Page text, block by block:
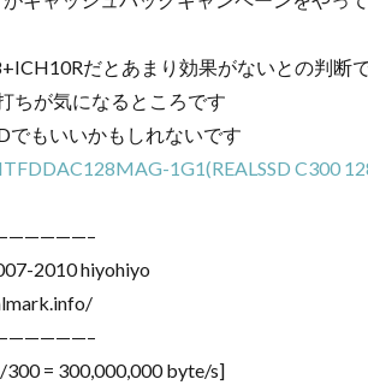
だとあまり効果がないとの判断
ちが気になるところです
でもいいかもしれないです
1G1(REALSSD C300
2010 hiyohiyo
= 300,000,000 byte/s]